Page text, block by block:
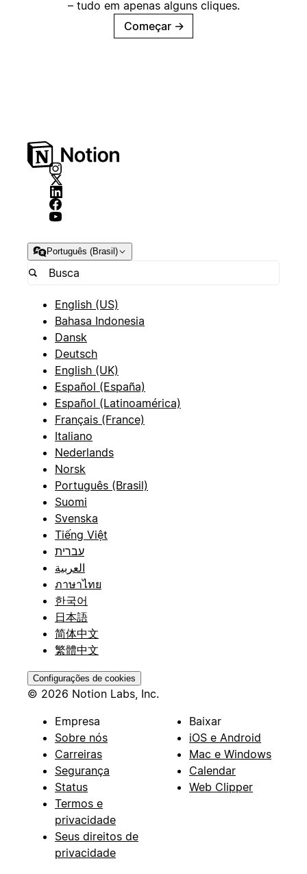
– tudo em apenas alguns cliques.
Começar →
Português (Brasil)
English (US)
Bahasa Indonesia
Dansk
Deutsch
English (UK)
Español (España)
Español (Latinoamérica)
Français (France)
Italiano
Nederlands
Norsk
Português (Brasil)
Suomi
Svenska
Tiếng Việt
עברית
العربية
ภาษาไทย
한국어
日本語
简体中文
繁體中文
Configurações de cookies
© 2026 Notion Labs, Inc.
Empresa
Sobre nós
Carreiras
Segurança
Status
Termos e
privacidade
Seus direitos de
privacidade
Baixar
iOS e Android
Mac e Windows
Calendar
Web Clipper